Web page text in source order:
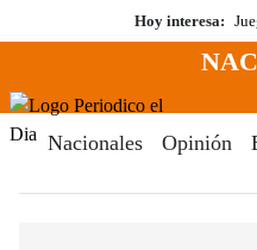
al
Hoy interesa:
Menú
Nacionales Opinión